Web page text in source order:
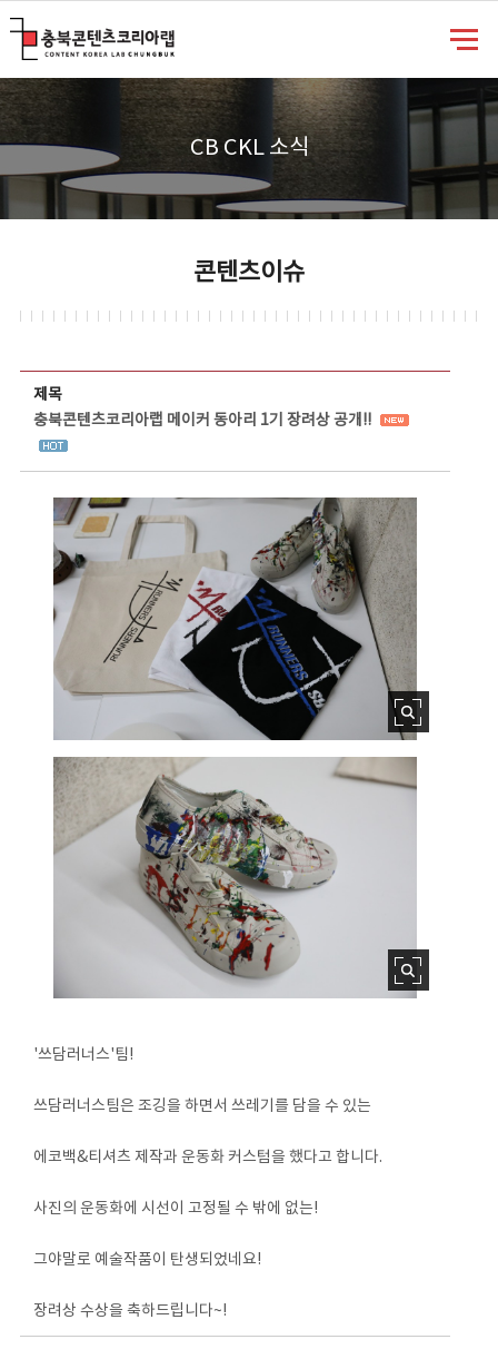
CB CKL 소식
콘텐츠이슈
제목
충북콘텐츠코리아랩 메이커 동아리 1기 장려상 공개!!
'쓰담러너스'팀!
쓰담러너스팀은 조깅을 하면서 쓰레기를 담을 수 있는
에코백&티셔츠 제작과 운동화 커스텀을 했다고 합니다.
사진의 운동화에 시선이 고정될 수 밖에 없는!
그야말로 예술작품이 탄생되었네요!
장려상 수상을 축하드립니다~!